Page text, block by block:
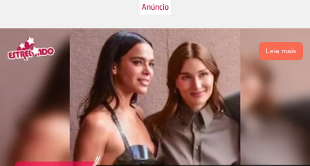
disse ela, que já é mãe de um menino de cinco anos de diade
chamado Titan.
Leia mais